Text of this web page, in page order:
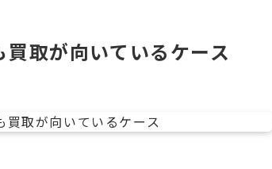
取が向いているケース